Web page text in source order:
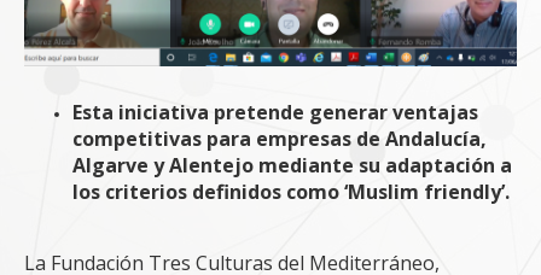
Esta iniciativa pretende generar ventajas
competitivas para empresas de Andalucía,
Algarve y Alentejo mediante su adaptación a
los criterios definidos como ‘Muslim friendly’.
La Fundación Tres Culturas del Mediterráneo,